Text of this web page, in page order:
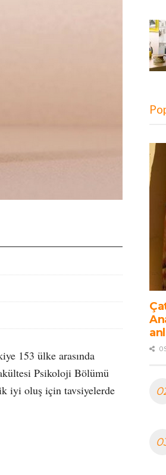
153 ülke arasında
Psikoloji Bölümü
iyi oluş için tavsiyelerde
0